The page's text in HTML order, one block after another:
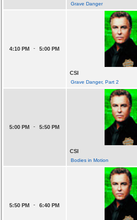
Grave Danger
4:10 PM - 5:00 PM
CSI
Grave Danger, Part 2
5:00 PM - 5:50 PM
CSI
Bodies in Motion
5:50 PM - 6:40 PM